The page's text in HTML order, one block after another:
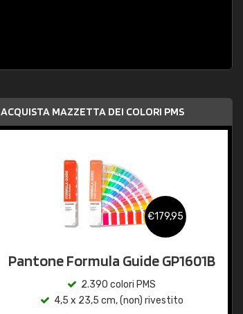
ACQUISTA MAZZETTA DEI COLORI PMS
€179,95
Pantone Formula Guide GP1601B
2.390 colori PMS
4,5 x 23,5 cm, (non) rivestito